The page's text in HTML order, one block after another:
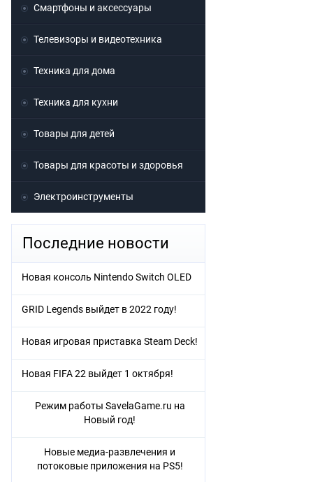
Смартфоны и аксессуары
Телевизоры и видеотехника
Техника для дома
Техника для кухни
Товары для детей
Товары для красоты и здоровья
Электроинструменты
Последние новости
Новая консоль Nintendo Switch OLED
GRID Legends выйдет в 2022 году!
Новая игровая приставка Steam Deck!
Новая FIFA 22 выйдет 1 октября!
Режим работы SavelaGame.ru на
Новый год!
Новые медиа-развлечения и
потоковые приложения на PS5!